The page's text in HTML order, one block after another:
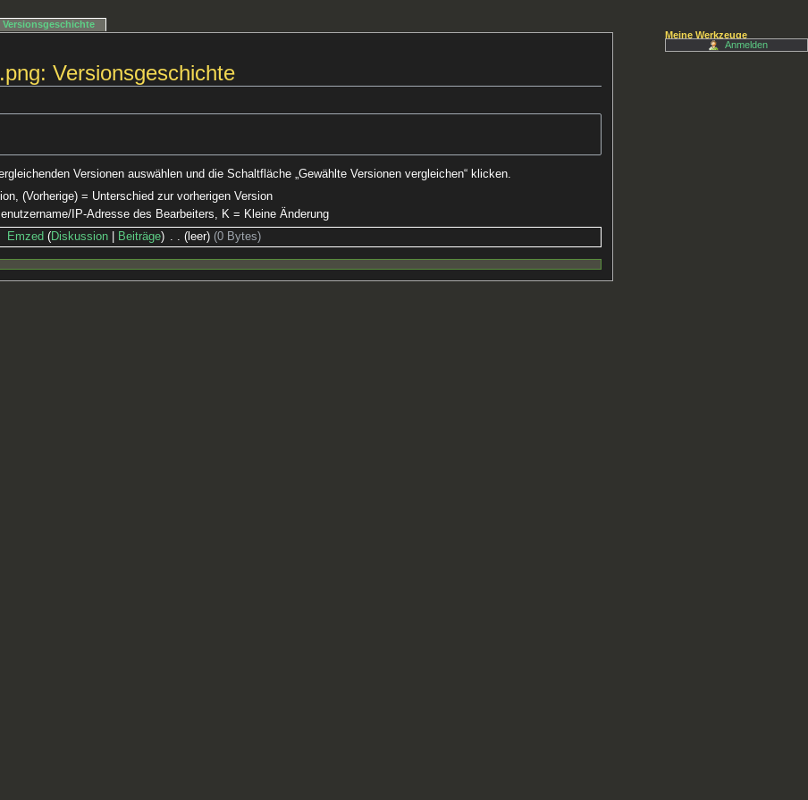
Versionsgeschichte
Versionen auswählen und die Schaltfläche „Gewählte Versionen vergleichen“ klicken.
(Vorherige) = Unterschied zur vorherigen Version
IP-Adresse des Bearbeiters, K = Kleine Änderung
Emzed Diskussion Beiträge leer 0 Bytes
Versionsgeschichte
Meine Werkzeuge
Anmelden